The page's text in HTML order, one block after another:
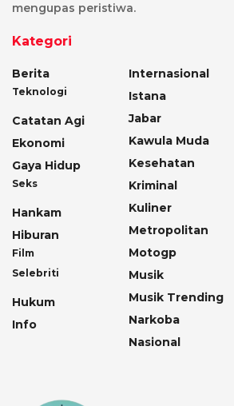
mengupas peristiwa.
Kategori
Berita
Teknologi
Catatan Agi
Ekonomi
Gaya Hidup
Seks
Hankam
Hiburan
Film
Selebriti
Hukum
Info
Internasional
Istana
Jabar
Kawula Muda
Kesehatan
Kriminal
Kuliner
Metropolitan
Motogp
Musik
Musik Trending
Narkoba
Nasional